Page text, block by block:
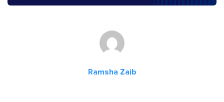
Ramsha Zaib